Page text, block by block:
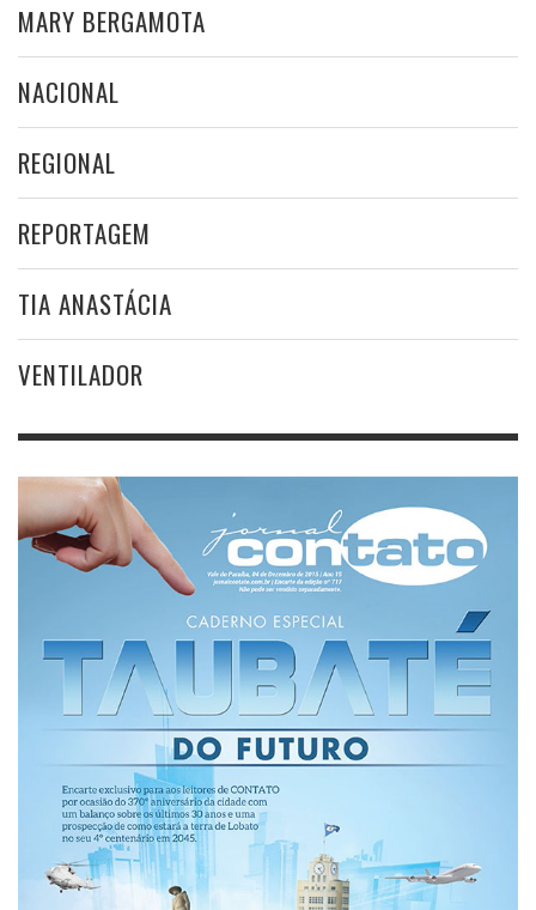
MARY BERGAMOTA
NACIONAL
REGIONAL
REPORTAGEM
TIA ANASTÁCIA
VENTILADOR